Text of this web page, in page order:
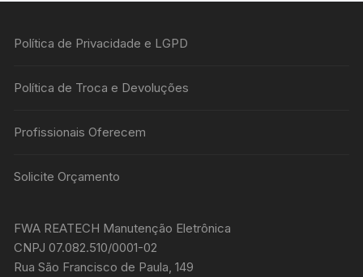
Política de Privacidade e LGPD
Política de Troca e Devoluções
Profissionais Oferecem
Solicite Orçamento
FWA REATECH Manutenção Eletrônica
CNPJ 07.082.510/0001-02
Rua São Francisco de Paula, 149